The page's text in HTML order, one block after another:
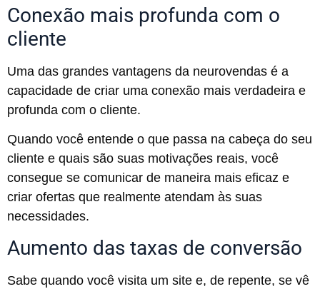
Conexão mais profunda com o
cliente
Uma das grandes vantagens da neurovendas é a
capacidade de criar uma conexão mais verdadeira e
profunda com o cliente.
Quando você entende o que passa na cabeça do seu
cliente e quais são suas motivações reais, você
consegue se comunicar de maneira mais eficaz e
criar ofertas que realmente atendam às suas
necessidades.
Aumento das taxas de conversão
Sabe quando você visita um site e, de repente, se vê